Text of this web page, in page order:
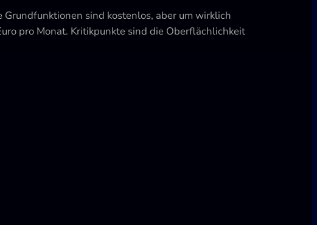
sind kostenlos, aber um wirklich
pro Monat. Kritikpunkte sind die Oberflächlichkeit